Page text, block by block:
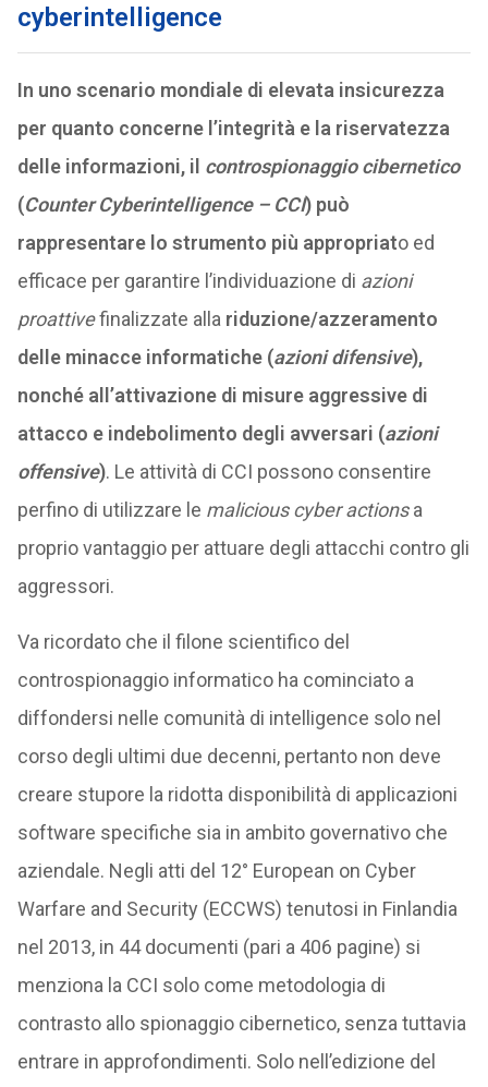
cyberintelligence
In uno scenario mondiale di elevata insicurezza
per quanto concerne l’integrità e la riservatezza
delle informazioni, il controspionaggio cibernetico
(Counter Cyberintelligence – CCI) può
rappresentare lo strumento più appropriato ed
efficace per garantire l’individuazione di azioni
proattivefinalizzate alla riduzione/azzeramento
delle minacce informatiche (azioni difensive),
nonché all’attivazione di misure aggressive di
attacco e indebolimento degli avversari (azioni
offensive). Le attività di CCI possono consentire
perfino di utilizzare le malicious cyber actionsa
proprio vantaggio per attuare degli attacchi contro gli
aggressori.
Va ricordato che il filone scientifico del
controspionaggio informatico ha cominciato a
diffondersi nelle comunità di intelligence solo nel
corso degli ultimi due decenni, pertanto non deve
creare stupore la ridotta disponibilità di applicazioni
software specifiche sia in ambito governativo che
aziendale. Negli atti del 12° European on Cyber
Warfare and Security (ECCWS) tenutosi in Finlandia
nel 2013, in 44 documenti (pari a 406 pagine) si
menziona la CCI solo come metodologia di
contrasto allo spionaggio cibernetico, senza tuttavia
entrare in approfondimenti. Solo nell’edizione del